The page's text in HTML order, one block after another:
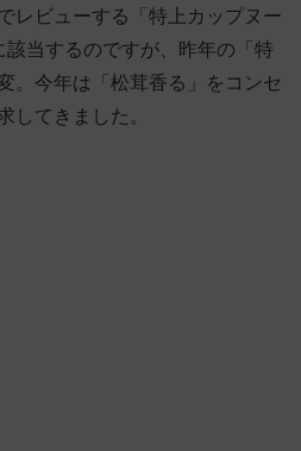
レビューする「特上カップヌー
該当するのですが、昨年の「特
。今年は「松茸香る」をコンセ
してきました。